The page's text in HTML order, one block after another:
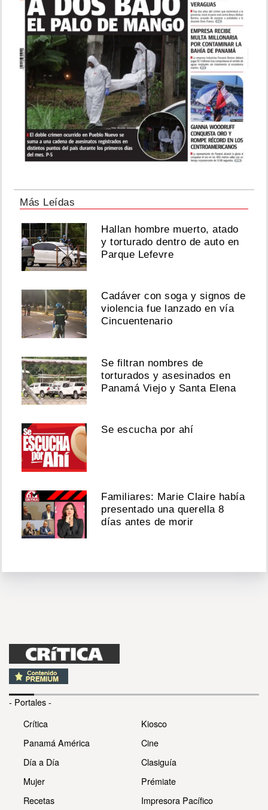
Más Leídas
Hallan hombre muerto, atado
y torturado dentro de auto en
Parque Lefevre
Cadáver con soga y signos de
violencia fue lanzado en vía
Cincuentenario
Se filtran nombres de
torturados y asesinados en
Panamá Viejo y Santa Elena
Se escucha por ahí
Familiares: Marie Claire había
presentado una querella 8
días antes de morir
- Portales -
Crítica
Panamá América
Día a Día
Mujer
Recetas
Kiosco
Cine
Clasiguía
Prémiate
Impresora Pacífico